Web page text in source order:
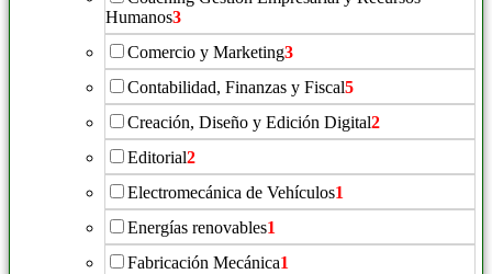
Humanos3
Comercio y Marketing3
Contabilidad, Finanzas y Fiscal5
Creación, Diseño y Edición Digital2
Editorial2
Electromecánica de Vehículos1
Energías renovables1
Fabricación Mecánica1